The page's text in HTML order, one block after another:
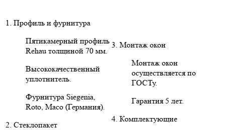
1. Профиль и фурнитура
Пятикамерный профиль
Rehau толщиной 70 мм.
Высококачественный
уплотнитель.
Фурнитура Siegenia,
Roto, Maco (Германия).
2. Стеклопакет
3. Монтаж окон
Монтаж окон
осуществляется по
ГОСТу.
Гарантия 5 лет.
4. Комплектующие